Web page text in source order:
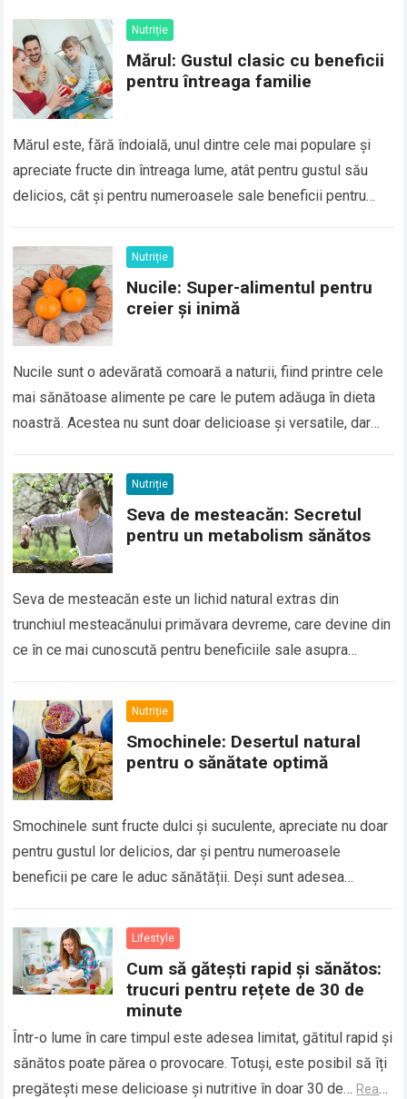
Nutriție
Mărul: Gustul clasic cu beneficii
pentru întreaga familie
Mărul este, fără îndoială, unul dintre cele mai populare și
apreciate fructe din întreaga lume, atât pentru gustul său
delicios, cât și pentru numeroasele sale beneficii pentru
Nutriție
Nucile: Super-alimentul pentru
creier și inimă
Nucile sunt o adevărată comoară a naturii, fiind printre cele
mai sănătoase alimente pe care le putem adăuga în dieta
noastră. Acestea nu sunt doar delicioase și versatile, dar
Nutriție
Seva de mesteacăn: Secretul
pentru un metabolism sănătos
Seva de mesteacăn este un lichid natural extras din
trunchiul mesteacănului primăvara devreme, care devine din
ce în ce mai cunoscută pentru beneficiile sale asupra
Nutriție
Smochinele: Desertul natural
pentru o sănătate optimă
Smochinele sunt fructe dulci și suculente, apreciate nu doar
pentru gustul lor delicios, dar și pentru numeroasele
beneficii pe care le aduc sănătății. Deși sunt adesea
Lifestyle
Cum să gătești rapid și sănătos:
trucuri pentru rețete de 30 de
minute
Într-o lume în care timpul este adesea limitat, gătitul rapid și
sănătos poate părea o provocare. Totuși, este posibil să îți
pregătești mese delicioase și nutritive în doar 30 de… Read